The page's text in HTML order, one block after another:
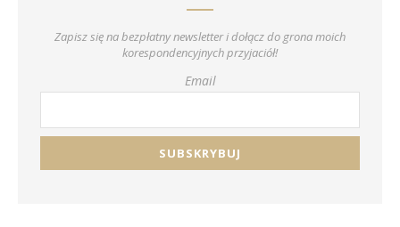
Zapisz się na bezpłatny newsletter i dołącz do grona moich
korespondencyjnych przyjaciół!
Email